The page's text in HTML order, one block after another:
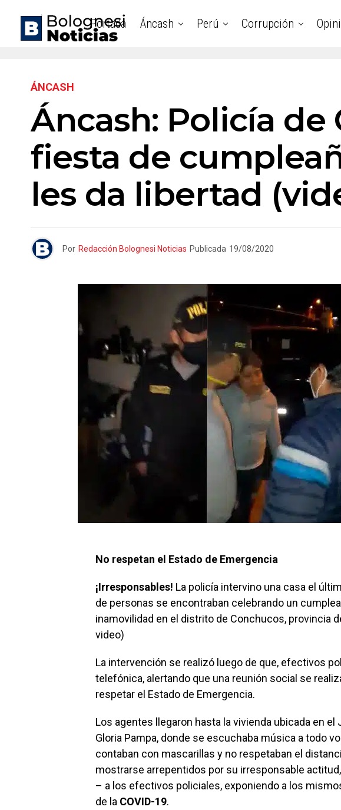
Portada Áncash Perú Corrupción
ÁNCASH
Áncash: Policía
fiesta de
les da libertad
Por Redacción Bolognesi Noticias Publicada 19/08/2020
No respetan el Estado de Emergencia
¡Irresponsables! La policía intervino una casa el
de personas se encontraban celebrando un
inamovilidad en el distrito de Conchucos, provincia
video)
La intervención se realizó luego de que, efectivos
telefónica, alertando que una reunión social se
respetar el Estado de Emergencia.
Los agentes llegaron hasta la vivienda ubicada en el
Gloria Pampa, donde se escuchaba música a todo
contaban con mascarillas y no respetaban el
mostrarse arrepentidos por su irresponsable
– a los efectivos policiales, exponiendo a los
de la COVID-19.